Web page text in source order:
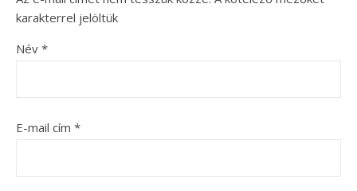
karakterrel jelöltük
Név *
E-mail cím *